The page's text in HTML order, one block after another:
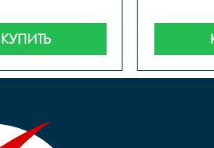
КУПИТЬ